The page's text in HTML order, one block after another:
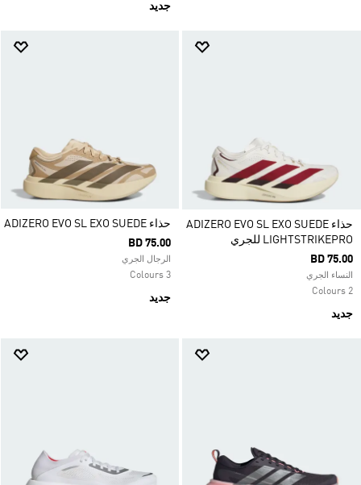
جديد
حذاء ADIZERO EVO SL EXO SUEDE
LIGHTSTRIKEPRO للجري
BD 75.00
النساء الجري
2 Colours
جديد
حذاء ADIZERO EVO SL EXO SUEDE
BD 75.00
الرجال الجري
3 Colours
جديد